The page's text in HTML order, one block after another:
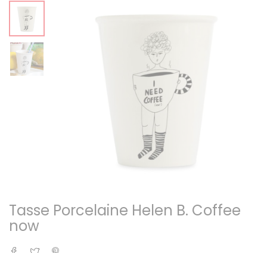
Tasse Porcelaine Helen B. Coffee
now
Partager
Tweet